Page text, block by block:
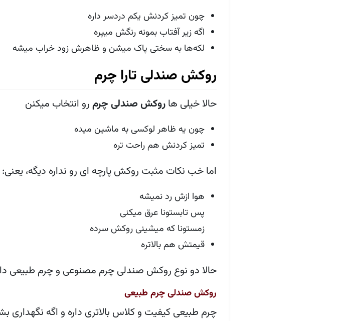
چون تمیز کردنش یکم دردسر داره
اگه زیر آفتاب بمونه رنگش میپره
لکه‌ها به سختی پاک میشن و ظاهرش زود خراب میشه
روکش صندلی تارا چرم
حالا خیلی هاروکش صندلی چرمرو انتخاب میکنن
چون یه ظاهر لوکسی به ماشین میده
تمیز کردنش هم راحت تره
اما خب نکات مثبت روکش پارچه ای رو نداره دیگه، یعنی:
هوا ازش رد نمیشه
پس تابستونا عرق میکنی
زمستونا که میشینی روکش سرده
قیمتش هم بالاتره
حالا دو نوع روکش صندلی چرم مصنوعی و چرم طبیعی
روکش صندلی چرم طبیعی
چرم طبیعی کیفیت و کلاس بالاتری داره و اگه نگهداری